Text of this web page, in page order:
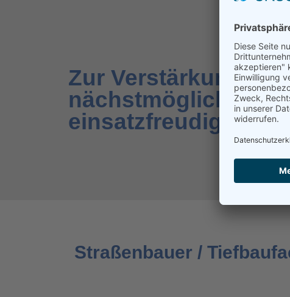
Zur Verstärkung
nächstmöglichen
einsatzfreudige
Straßenbauer /